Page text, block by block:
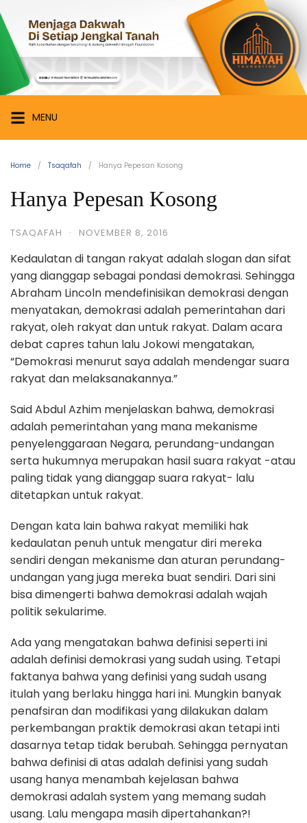
to
content
Himayah
Foundation
Menjaga
Dakwah
di
Setiap
Jengkal
MENU
Home Tsaqafah Hanya Pepesan Kosong
Hanya Pepesan Kosong
TSAQAFAH · NOVEMBER 8, 2016
Kedaulatan di tangan rakyat adalah slogan dan sifat
yang dianggap sebagai pondasi demokrasi. Sehingga
Abraham Lincoln mendefinisikan demokrasi dengan
menyatakan, demokrasi adalah pemerintahan dari
rakyat, oleh rakyat dan untuk rakyat. Dalam acara
debat capres tahun lalu Jokowi mengatakan,
“Demokrasi menurut saya adalah mendengar suara
rakyat dan melaksanakannya.”
Said Abdul Azhim menjelaskan bahwa, demokrasi
adalah pemerintahan yang mana mekanisme
penyelenggaraan Negara, perundang-undangan
serta hukumnya merupakan hasil suara rakyat -atau
paling tidak yang dianggap suara rakyat- lalu
ditetapkan untuk rakyat.
Dengan kata lain bahwa rakyat memiliki hak
kedaulatan penuh untuk mengatur diri mereka
sendiri dengan mekanisme dan aturan perundang-
undangan yang juga mereka buat sendiri. Dari sini
bisa dimengerti bahwa demokrasi adalah wajah
politik sekularime.
Ada yang mengatakan bahwa definisi seperti ini
adalah definisi demokrasi yang sudah using. Tetapi
faktanya bahwa yang definisi yang sudah usang
itulah yang berlaku hingga hari ini. Mungkin banyak
penafsiran dan modifikasi yang dilakukan dalam
perkembangan praktik demokrasi akan tetapi inti
dasarnya tetap tidak berubah. Sehingga pernyatan
bahwa definisi di atas adalah definisi yang sudah
usang hanya menambah kejelasan bahwa
demokrasi adalah system yang memang sudah
usang. Lalu mengapa masih dipertahankan?!